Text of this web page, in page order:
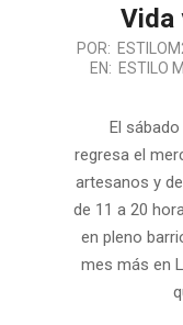
Vida
2014-
POR:
EN: ESTILO M
El
regresa el
artesanos y
de 11 a 20
en pleno
mes más en